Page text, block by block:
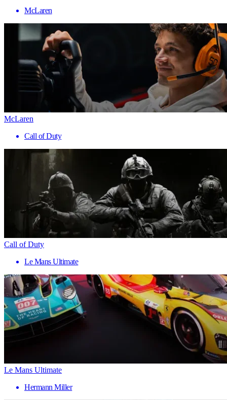
McLaren
McLaren
Call of Duty
Call of Duty
Le Mans Ultimate
Le Mans Ultimate
Hermann Miller